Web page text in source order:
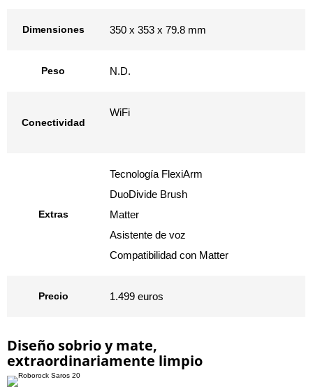
Dimensiones 350 x 353 x 79.8 mm
Peso N.D.
Conectividad
WiFi
Extras
Tecnología FlexiArm
DuoDivide Brush
Matter
Asistente de voz
Compatibilidad con Matter
Precio 1.499 euros
Diseño sobrio y mate,
extraordinariamente limpio